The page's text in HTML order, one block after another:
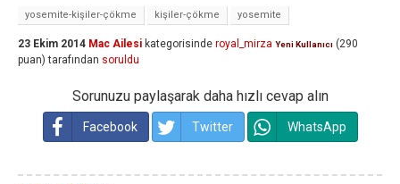
yosemite-kişiler-çökme kişiler-çökme yosemite
23 Ekim 2014 Mac Ailesi kategorisinde royal_mirza Yeni Kullanıcı (290
puan) tarafından soruldu
Sorunuzu paylaşarak daha hızlı cevap alın
Facebook Twitter WhatsApp